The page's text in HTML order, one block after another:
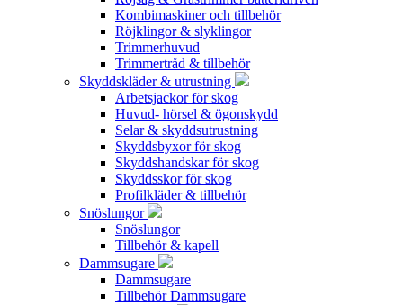
Kombimaskiner och tillbehör
Röjklingor & slyklingor
Trimmerhuvud
Trimmertråd & tillbehör
Skyddskläder & utrustning
Arbetsjackor för skog
Huvud- hörsel & ögonskydd
Selar & skyddsutrustning
Skyddsbyxor för skog
Skyddshandskar för skog
Skyddsskor för skog
Profilkläder & tillbehör
Snöslungor
Snöslungor
Tillbehör & kapell
Dammsugare
Dammsugare
Tillbehör Dammsugare